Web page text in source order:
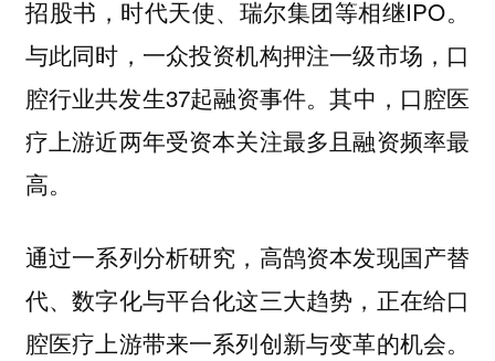
招股书，时代天使、瑞尔集团等相继IPO。
与此同时，一众投资机构押注一级市场，口
腔行业共发生37起融资事件。其中，口腔医
疗上游近两年受资本关注最多且融资频率最
高。
通过一系列分析研究，高鹄资本发现国产替
代、数字化与平台化这三大趋势，正在给口
腔医疗上游带来一系列创新与变革的机会。